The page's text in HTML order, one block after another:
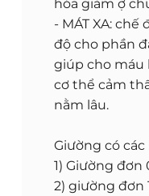
hóa giảm ợ
- MÁT XA:
độ cho phần
giúp cho
cơ thể cảm
nằm lâu.
Giường có
1) Giường đơn
2) giường đơn